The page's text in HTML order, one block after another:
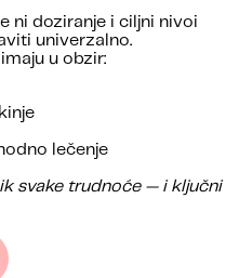
ni doziranje i ciljni nivoi
univerzalno.
u obzir:
lečenje
svake trudnoće — i ključni